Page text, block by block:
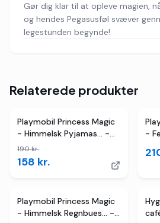
Gør dig klar til at opleve magien,
og hendes Pegasusføl svæver
legestunden begynde!
Relaterede produkter
TILBUD
2butikker
Playmobil Princess Magic
- Himmelsk Pyjamas... -
71362 - 56 Dele
190kr.
158 kr.
-
Playmobil Princess Magic
- Himmelsk Regnbues... -